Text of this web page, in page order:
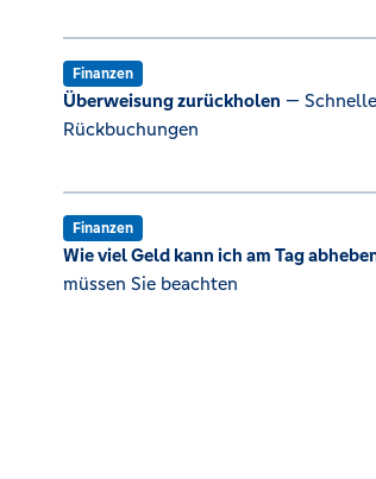
Finanzen
Überweisung zurückholen —
Rückbuchungen
Finanzen
Wie viel Geld kann ich am Tag
müssen Sie beachten